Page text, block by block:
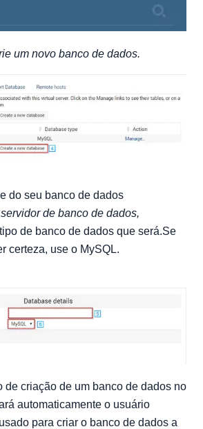
um novo banco de dados.
do seu banco de dados
de banco de dados,
de banco de dados que será.Se
certeza, use o MySQL.
de criação de um banco de dados no
automaticamente o usuário
para criar o banco de dados a